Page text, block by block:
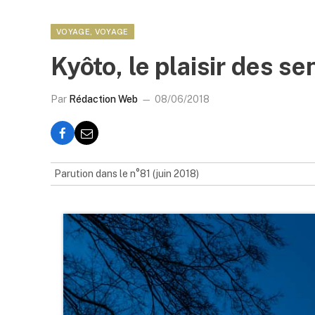
VOYAGE, VOYAGE
Kyôto, le plaisir des
Par Rédaction Web 08/06/2018
Parution dans le n°81 (juin 2018)